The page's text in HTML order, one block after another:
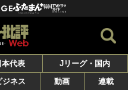
本代表
Jリーグ・国内
ジネス 動画 連載